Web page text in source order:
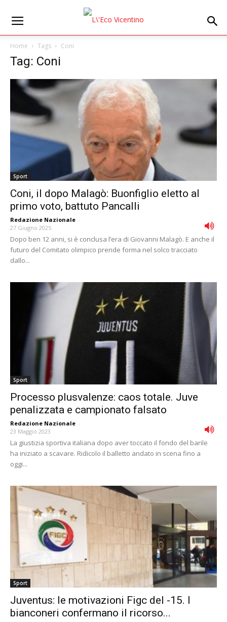
Home Tags Coni
Tag: Coni
Sport
Coni, il dopo Malagò: Buonfiglio eletto al
primo voto, battuto Pancalli
Redazione Nazionale -
27 Giugno 2025
Dopo ben 12 anni, si è conclusa l’era di Giovanni Malagò. E anche il
futuro del Comitato olimpico prende forma nel solco tracciato
dallo...
Sport
Processo plusvalenze: caos totale. Juve
penalizzata e campionato falsato
Redazione Nazionale -
23 Maggio 2023
La giustizia sportiva italiana dopo aver toccato il fondo del barile
ha iniziato a scavare. Ridicolo il balletto andato in scena fino a
oggi...
Sport
Juventus: le motivazioni Figc del -15. I
bianconeri confermano il ricorso...